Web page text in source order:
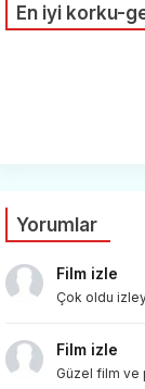
En iyi korku-
Yorumlar
Film izle
Çok oldu
Film izle
Güzel film ve